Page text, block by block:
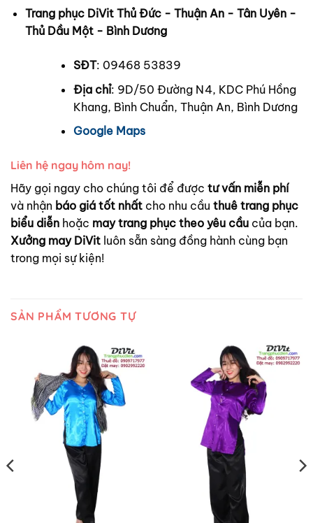
Trang phục DiVit Thủ Đức - Thuận An - Tân Uyên -
Thủ Dầu Một - Bình Dương
SĐT: 09468 53839
Địa chỉ: 9D/50 Đường N4, KDC Phú Hồng
Khang, Bình Chuẩn, Thuận An, Bình Dương
Google Maps
Liên hệ ngay hôm nay!
Hãy gọi ngay cho chúng tôi để được tư vấn miễn phí
và nhận báo giá tốt nhất cho nhu cầu thuê trang phục
biểu diễn hoặc may trang phục theo yêu cầu của bạn.
Xưởng may DiVit luôn sẵn sàng đồng hành cùng bạn
trong mọi sự kiện!
SẢN PHẨM TƯƠNG TỰ